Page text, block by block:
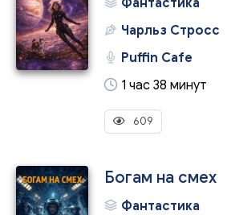
Фантастика
Чарльз Стросс
Puffin Cafe
1 час 38 минут
609
Богам на смех
Фантастика